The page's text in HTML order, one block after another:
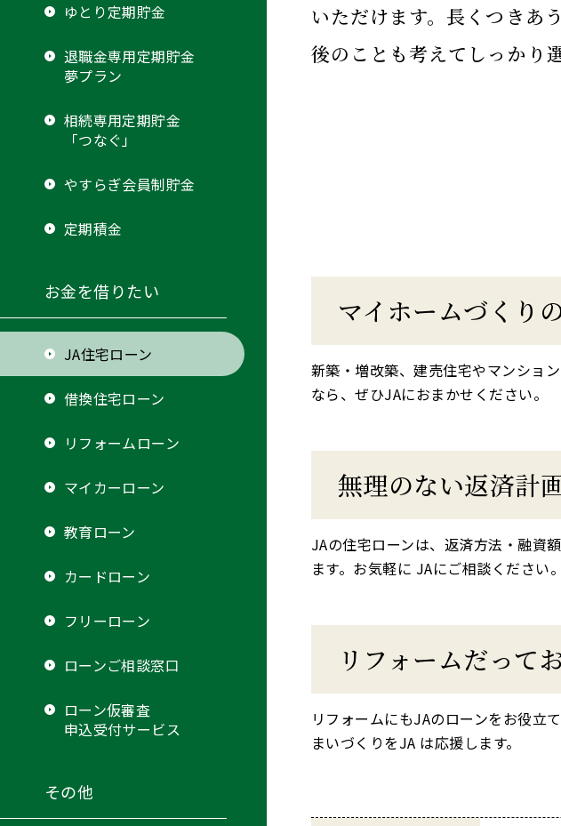
いただけます。長くつきあ
後のことも考えてしっかり
マイホームづくり
新築・増改築、建売住宅やマンショ
なら、ぜひJAにおまかせください。
無理のない返済計
JAの住宅ローンは、返済方法・融資
ます。お気軽に JAにご相談ください。
リフォームだって
リフォームにもJAのローンをお役立
まいづくりをJA は応援します。
ゆとり定期貯金
退職金専用定期貯金
夢プラン
相続専用定期貯金
「つなぐ」
やすらぎ会員制貯金
定期積金
お金を借りたい
JA住宅ローン
借換住宅ローン
リフォームローン
マイカーローン
教育ローン
カードローン
フリーローン
ローンご相談窓口
ローン仮審査
申込受付サービス
その他